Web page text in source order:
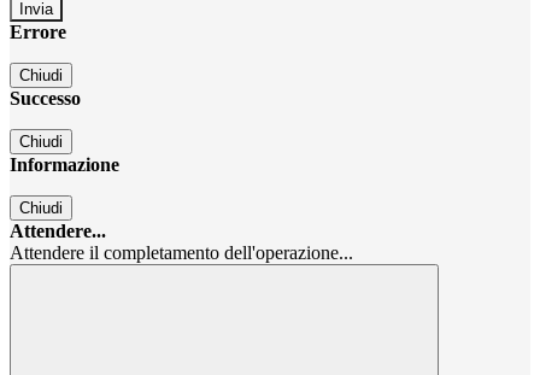
Errore
Chiudi
Successo
Chiudi
Informazione
Chiudi
Attendere...
Attendere il completamento dell'operazione...